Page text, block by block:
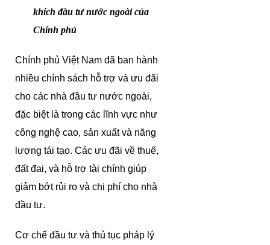
khích đầu tư nước ngoài của
Chính phủ
Chính phủ Việt Nam đã ban hành
nhiều chính sách hỗ trợ và ưu đãi
cho các nhà đầu tư nước ngoài,
đặc biệt là trong các lĩnh vực như
công nghệ cao, sản xuất và năng
lượng tái tạo. Các ưu đãi về thuế,
đất đai, và hỗ trợ tài chính giúp
giảm bớt rủi ro và chi phí cho nhà
đầu tư.
Cơ chế đầu tư và thủ tục pháp lý